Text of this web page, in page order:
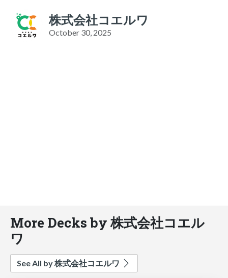
株式会社コエルワ
October 30, 2025
More Decks by 株式会社コエル
ワ
See All by 株式会社コエルワ